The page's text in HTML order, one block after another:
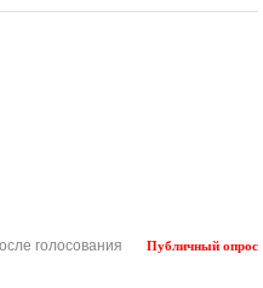
голосования Публичный опрос